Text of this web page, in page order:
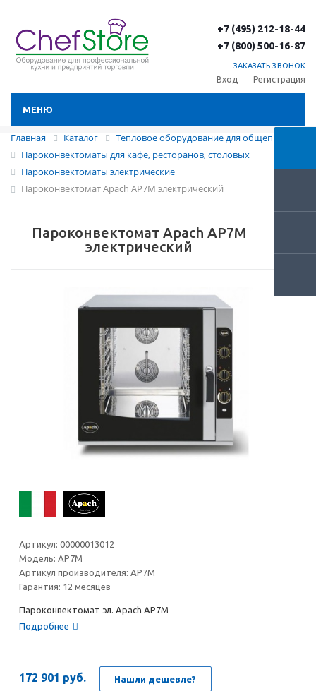
+7 (495) 212-18-44
+7 (800) 500-16-87
ЗАКАЗАТЬ ЗВОНОК
Вход Регистрация
МЕНЮ
Главная Каталог
Тепловое оборудование для общепита
Пароконвектоматы для кафе, ресторанов, столовых
Пароконвектоматы электрические
Пароконвектомат Apach AP7M электрический
Пароконвектомат Apach AP7M
электрический
Артикул: 00000013012
Модель: AP7M
Артикул производителя: AP7M
Гарантия: 12 месяцев
Пароконвектомат эл. Apach AP7M
Подробнее
172 901 руб. Нашли дешевле?